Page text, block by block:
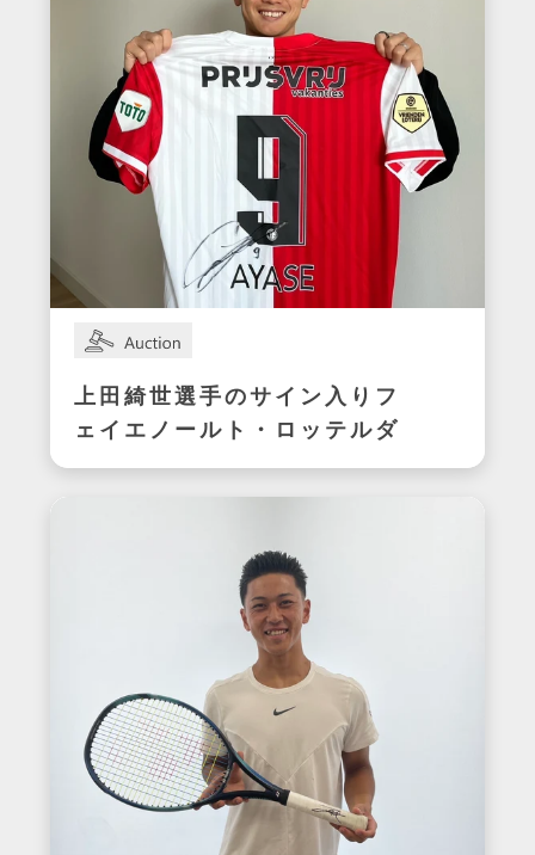
上田綺世選手のサイン入りフ
ェイエノールト・ロッテルダ
ムユニフォーム